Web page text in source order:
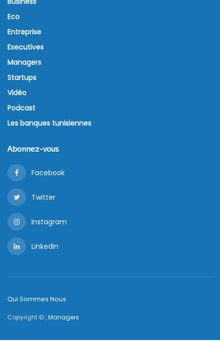
Eco
Entreprise
Executives
Managers
Startups
Vidéo
Podcast
Les banques tunisiennes
Abonnez-vous
Facebook
Twitter
Instagram
LinkedIn
Qui Sommes Nous
Copyright © ,Managers